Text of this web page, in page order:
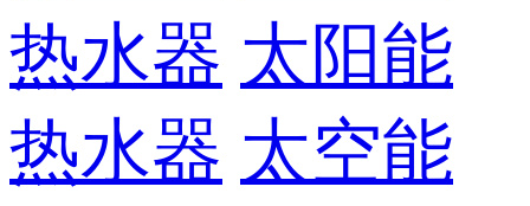
热水器 太阳能
热水器 太空能